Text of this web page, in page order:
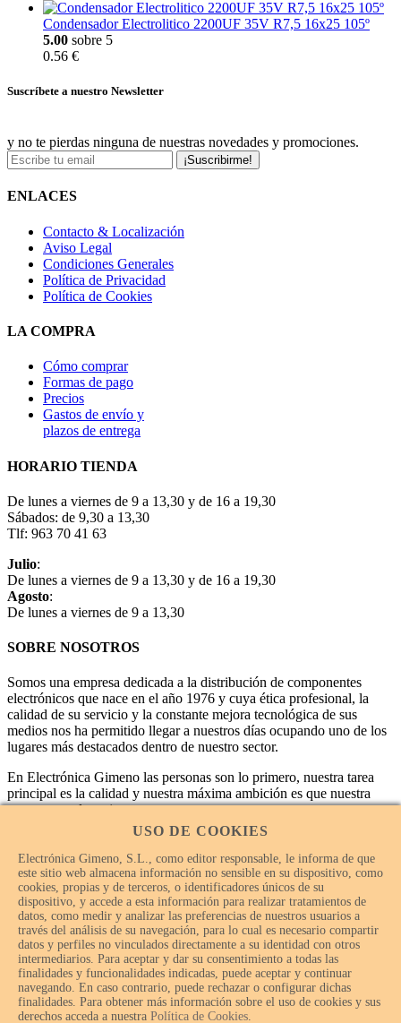
Condensador Electrolitico 2200UF 35V R7,5 16x25 105º
5.00 sobre 5
0.56 €
Suscríbete a nuestro Newsletter
y no te pierdas ninguna de nuestras novedades y promociones.
¡Suscribirme!
ENLACES
Contacto & Localización
Aviso Legal
Condiciones Generales
Política de Privacidad
Política de Cookies
LA COMPRA
Cómo comprar
Formas de pago
Precios
Gastos de envío y
plazos de entrega
HORARIO TIENDA
De lunes a viernes de 9 a 13,30 y de 16 a 19,30
Sábados: de 9,30 a 13,30
Tlf: 963 70 41 63
Julio:
De lunes a viernes de 9 a 13,30 y de 16 a 19,30
Agosto:
De lunes a viernes de 9 a 13,30
SOBRE NOSOTROS
Somos una empresa dedicada a la distribución de componentes
electrónicos que nace en el año 1976 y cuya ética profesional, la
calidad de su servicio y la constante mejora tecnológica de sus
medios nos ha permitido llegar a nuestros días ocupando uno de los
lugares más destacados dentro de nuestro sector.
En Electrónica Gimeno las personas son lo primero, nuestra tarea
principal es la calidad y nuestra máxima ambición es que nuestra
empresa sea la mejor.
© Electrónica Gimeno 2018 – 2026 - Todos los derechos
USO DE COOKIES
Electrónica Gimeno, S.L., como editor responsable, le informa de que
este sitio web almacena información no sensible en su dispositivo, como
cookies, propias y de terceros, o identificadores únicos de su
dispositivo, y accede a esta información para realizar tratamientos de
datos, como medir y analizar las preferencias de nuestros usuarios a
través del análisis de su navegación, para lo cual es necesario compartir
datos y perfiles no vinculados directamente a su identidad con otros
intermediarios. Para aceptar y dar su consentimiento a todas las
finalidades y funcionalidades indicadas, puede aceptar y continuar
navegando. En caso contrario, puede rechazar o configurar dichas
finalidades. Para obtener más información sobre el uso de cookies y sus
derechos acceda a nuestra Política de Cookies.